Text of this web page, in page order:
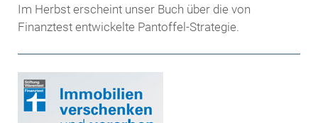
Im Herbst erscheint unser Buch über die von
Finanztest entwickelte Pantoffel-Strategie.